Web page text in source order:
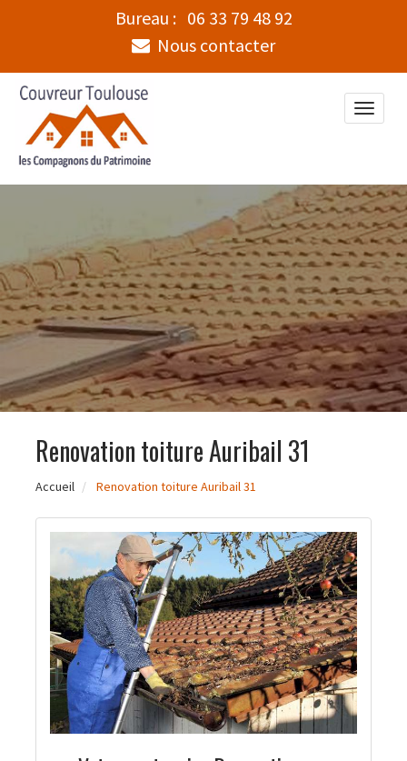
Bureau : 06 33 79 48 92
Nous contacter
Toggle
Renovation toiture Auribail 31
Accueil Renovation toiture Auribail 31